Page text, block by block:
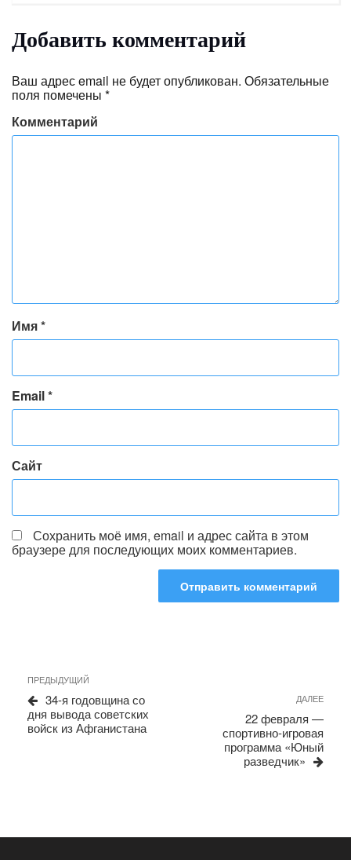
Добавить комментарий
Ваш адрес email не будет опубликован. Обязательные
поля помечены *
Комментарий
Имя*
Email*
Сайт
Сохранить моё имя, email и адрес сайта в этом
браузере для последующих моих комментариев.
Навигация
по
записям
Предыдущая
запись
ПРЕДЫДУЩИЙ
34-я годовщина со
дня вывода советских
войск из Афганистана
ДАЛЕЕ
22 февраля —
спортивно-игровая
программа «Юный
разведчик»